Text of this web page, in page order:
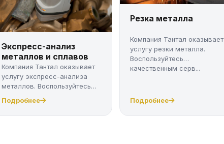
Экспресс-анализ
металлов и сплавов
Компания Тантал оказывает
услугу экспресс-анализа
металлов. Воспользуйтесь
Подробнее
Резка металла
Компания Тантал оказывает
услугу резки металла.
Воспользуйтесь
качественным серв...
Подробнее